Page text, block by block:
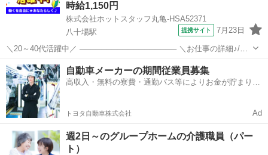
時給1,150円
株式会社ホットスタッフ丸亀-HSA52371
八十場駅
提携サイト 7月23日
＼20～40代活躍中／ ────────────────── ＼お仕事の詳細♪/
────────────────── *食材の切り込み *盛り付け *調理器具、食
器の洗浄 などを、簡単な調理補助業務だけでO...
香川 坂出市 八十場駅
自動車メーカーの期間従業員募集
高収入・無料の寮費・通勤バス等によりお金が貯まりや
トヨタ自動車株式会社 Ad
週2日～のグループホームの介護職員（パー
ト）